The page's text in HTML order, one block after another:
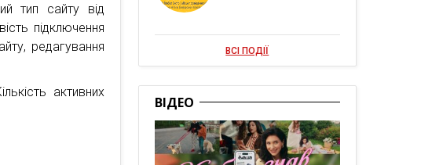
тип сайту від
підключення
редагування
активних
ВСІ ПОДІЇ
ВІДЕО